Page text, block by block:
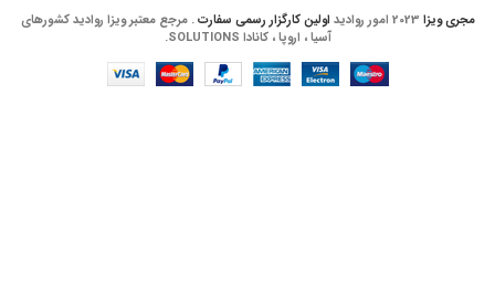
مجری ویزا 2023 امور روادید اولین کارگزار رسمی سفارت. مرجع معتبر ویزا روادید کشورهای
آسیا ، اروپا ، کانادا SOLUTIONS.